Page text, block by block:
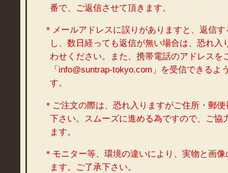
番で、ご返信させて頂きます。
＊メールアドレスに誤りがありますと、返信
し、数日経っても返信が無い場合は、恐れ入
わせください。また、携帯電話のアドレスを
「info@suntrap-tokyo.com」を受信できるよ
す。
＊ご注文の際は、恐れ入りますがご住所・郵
下さい。スムーズに進める為ですので、ご協
ます。
＊モニター等、環境の違いにより、実物と画
ます。ご了承下さい。